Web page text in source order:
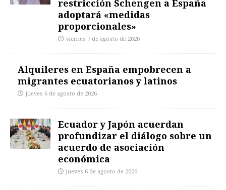
restricción Schengen a España
adoptará «medidas
proporcionales»
viernes 7 de agosto de 2026
Alquileres en España empobrecen a
migrantes ecuatorianos y latinos
jueves 6 de agosto de 2026
Ecuador y Japón acuerdan
profundizar el diálogo sobre un
acuerdo de asociación
económica
jueves 6 de agosto de 2026